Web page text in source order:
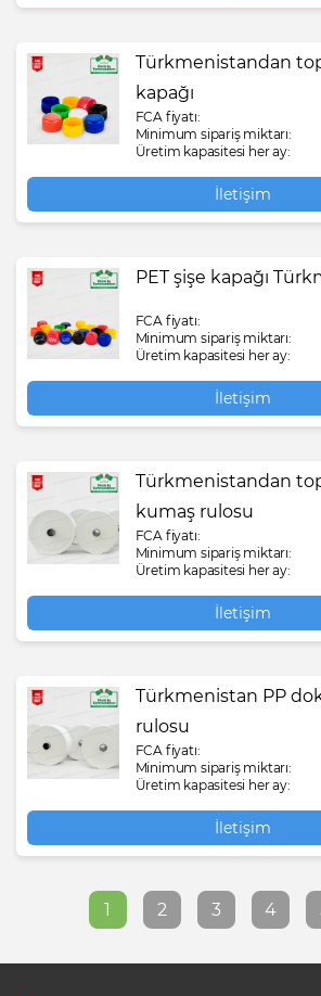
Türkmenistandan
kapağı
FCA fiyatı:
Minimum sipariş miktarı:
Üretim kapasitesi her ay:
İletişim
PET şişe kapağı
FCA fiyatı:
Minimum sipariş miktarı:
Üretim kapasitesi her ay:
İletişim
Türkmenistandan
kumaş rulosu
FCA fiyatı:
Minimum sipariş miktarı:
Üretim kapasitesi her ay:
İletişim
Türkmenistan PP
rulosu
FCA fiyatı:
Minimum sipariş miktarı:
Üretim kapasitesi her ay:
İletişim
1 2 3 4